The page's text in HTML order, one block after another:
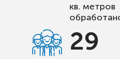
кв. метров
29